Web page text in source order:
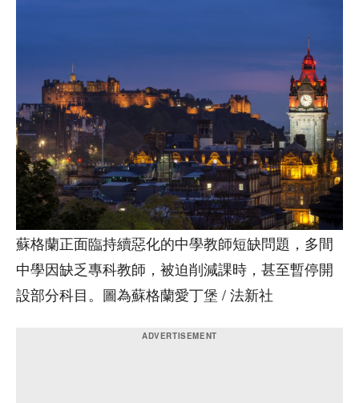
蘇格蘭正面臨持續惡化的中學教師短缺問題，多間
中學因缺乏專科教師，被迫削減課時，甚至暫停開
設部分科目。圖為蘇格蘭愛丁堡 / 法新社